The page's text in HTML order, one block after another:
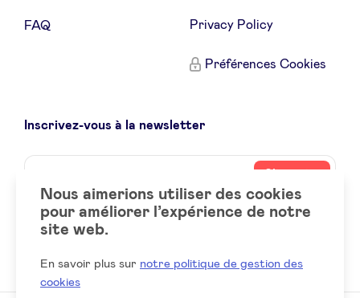
FAQ Privacy Policy
Préférences Cookies
Inscrivez-vous à la newsletter
Name
Votre
email
Social
LinkedIn
Nous aimerions utiliser des cookies
pour améliorer l’expérience de notre
site web.
En savoir plus sur notre politique de gestion des
cookies